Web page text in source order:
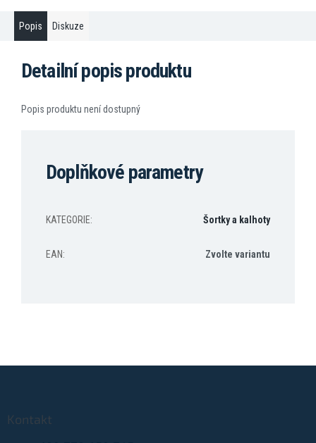
Popis Diskuze
Detailní popis produktu
Popis produktu není dostupný
Doplňkové parametry
KATEGORIE: Šortky a kalhoty
EAN: Zvolte variantu
Kontakt